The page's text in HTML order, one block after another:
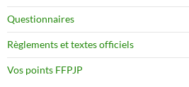
Questionnaires
Règlements et textes officiels
Vos points FFPJP